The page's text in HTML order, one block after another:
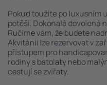
Pokud toužíte po luxusním
potěší. Dokonalá dovolená
Ručíme vám, že budete
Akvitánii lze rezervovat v
přístupem pro
rodiny s batolaty nebo
cestují se zvířaty.